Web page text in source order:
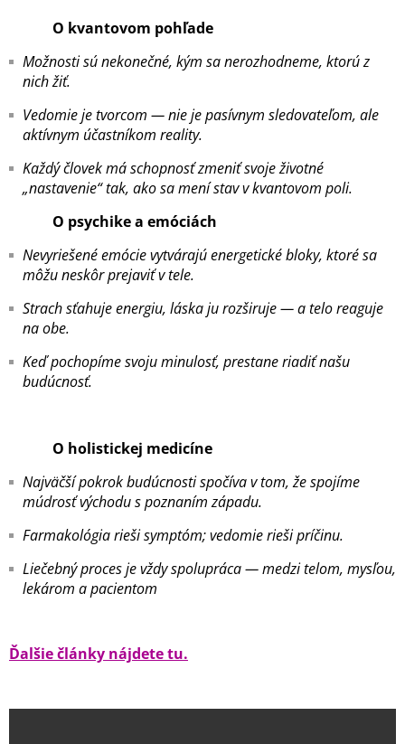
O kvantovom pohľade
Možnosti sú nekonečné, kým sa nerozhodneme, ktorú z
nich žiť.
Vedomie je tvorcom — nie je pasívnym sledovateľom, ale
aktívnym účastníkom reality.
Každý človek má schopnosť zmeniť svoje životné
„nastavenie“ tak, ako sa mení stav v kvantovom poli.
O psychike a emóciách
Nevyriešené emócie vytvárajú energetické bloky, ktoré sa
môžu neskôr prejaviť v tele.
Strach sťahuje energiu, láska ju rozširuje — a telo reaguje
na obe.
Keď pochopíme svoju minulosť, prestane riadiť našu
budúcnosť.
O holistickej medicíne
Najväčší pokrok budúcnosti spočíva v tom, že spojíme
múdrosť východu s poznaním západu.
Farmakológia rieši symptóm; vedomie rieši príčinu.
Liečebný proces je vždy spolupráca — medzi telom, mysľou,
lekárom a pacientom
Ďalšie články nájdete tu.